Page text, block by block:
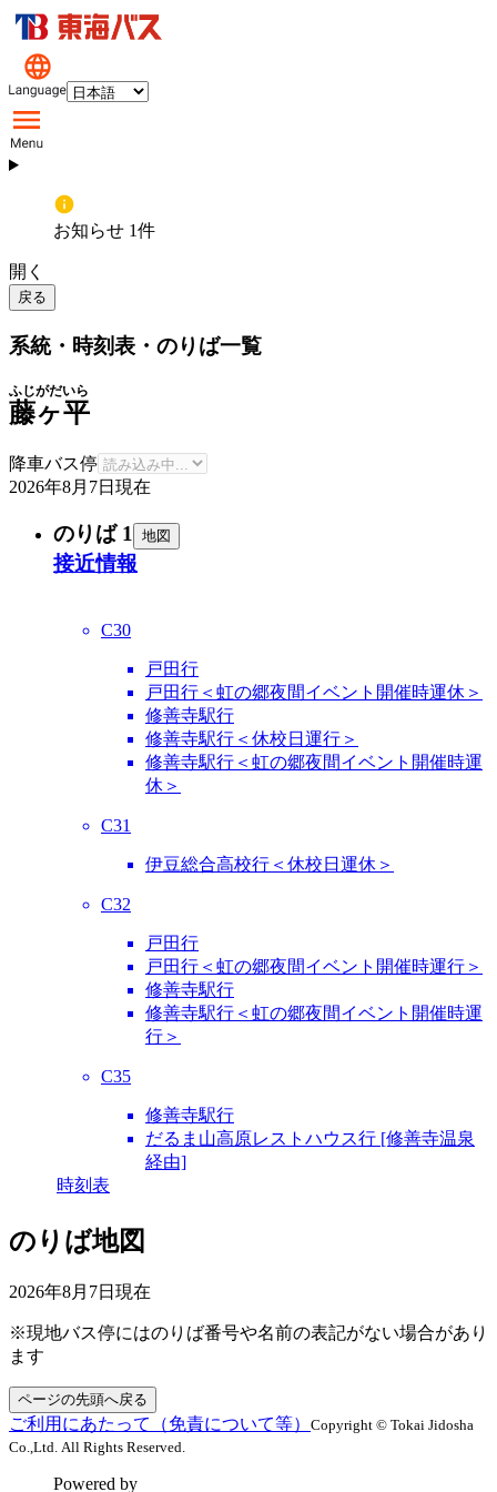
お知らせ 1件
開く
戻る
系統・時刻表・のりば一覧
藤ヶ平
ふじがだいら
降車バス停
2026年8月7日 現在
のりば 1 地図
接近情報
C30
戸田行
戸田行＜虹の郷夜間イベント開催時運休＞
修善寺駅行
修善寺駅行＜休校日運行＞
修善寺駅行＜虹の郷夜間イベント開催時運
休＞
C31
伊豆総合高校行＜休校日運休＞
C32
戸田行
戸田行＜虹の郷夜間イベント開催時運行＞
修善寺駅行
修善寺駅行＜虹の郷夜間イベント開催時運
行＞
C35
修善寺駅行
だるま山高原レストハウス行 [修善寺温泉
経由]
時刻表
のりば地図
2026年8月7日 現在
※現地バス停にはのりば番号や名前の表記がない場合があり
ます
ページの先頭へ戻る
ご利用にあたって（免責について等） Copyright © Tokai Jidosha
Co.,Ltd. All Rights Reserved.
Powered by